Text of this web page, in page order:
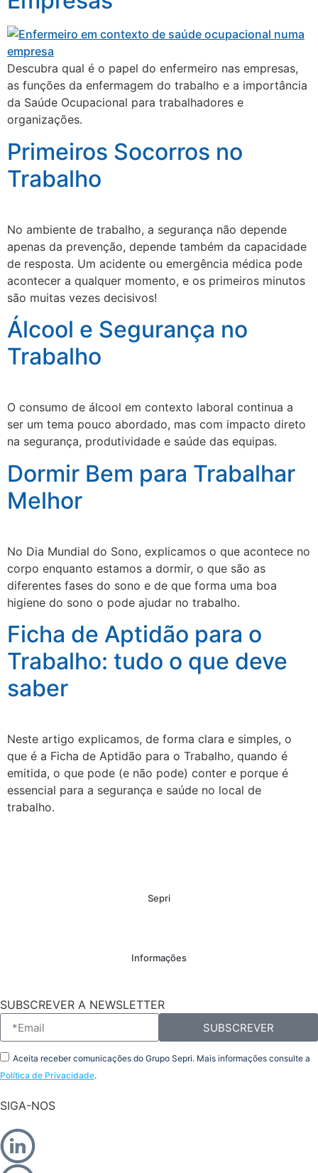
Descubra qual é o papel do enfermeiro nas empresas,
as funções da enfermagem do trabalho e a importância
da Saúde Ocupacional para trabalhadores e
organizações.
Primeiros Socorros no
Trabalho
No ambiente de trabalho, a segurança não depende
apenas da prevenção, depende também da capacidade
de resposta. Um acidente ou emergência médica pode
acontecer a qualquer momento, e os primeiros minutos
são muitas vezes decisivos!
Álcool e Segurança no
Trabalho
O consumo de álcool em contexto laboral continua a
ser um tema pouco abordado, mas com impacto direto
na segurança, produtividade e saúde das equipas.
Dormir Bem para Trabalhar
Melhor
No Dia Mundial do Sono, explicamos o que acontece no
corpo enquanto estamos a dormir, o que são as
diferentes fases do sono e de que forma uma boa
higiene do sono o pode ajudar no trabalho.
Ficha de Aptidão para o
Trabalho: tudo o que deve
saber
Neste artigo explicamos, de forma clara e simples, o
que é a Ficha de Aptidão para o Trabalho, quando é
emitida, o que pode (e não pode) conter e porque é
essencial para a segurança e saúde no local de
trabalho.
Sepri
Informações
SUBSCREVER A NEWSLETTER
Aceita receber comunicações do Grupo Sepri. Mais informações consulte a
Política de Privacidade.
SUBSCREVER
SIGA-NOS